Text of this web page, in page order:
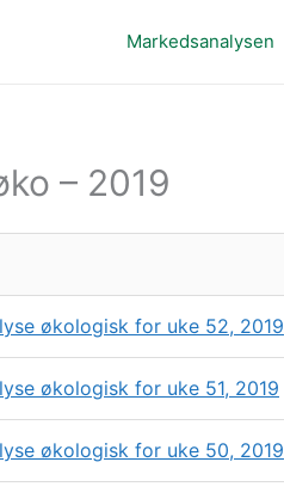
Markedsanalysen
– 2019
økologisk for uke 52, 2019
økologisk for uke 51, 2019
økologisk for uke 50, 2019